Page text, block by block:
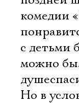
комедии
с детьми
можно
Но в